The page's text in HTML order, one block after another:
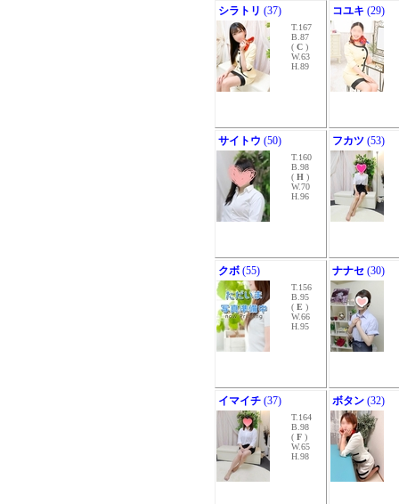
シラトリ (37)
T.167
B.87
( C )
W.63
H.89
コユキ (29)
サイトウ (50)
T.160
B.98
( H )
W.70
H.96
フカツ (53)
クボ (55)
T.156
B.95
( E )
W.66
H.95
ナナセ (30)
イマイチ (37)
T.164
B.98
( F )
W.65
H.98
ボタン (32)